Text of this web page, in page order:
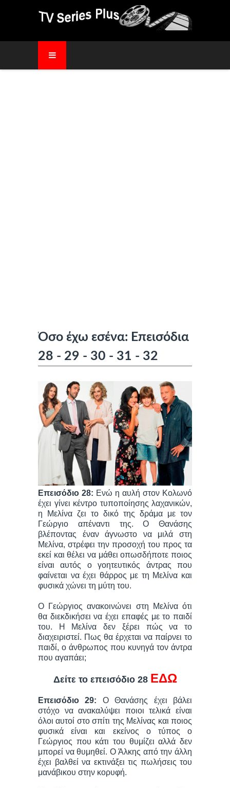
Όσο έχω εσένα: Επεισόδια
28 - 29 - 30 - 31 - 32
Επεισόδιο 28: Ενώ η αυλή στον Κολωνό
έχει γίνει κέντρο τυποποίησης λαχανικών,
η Μελίνα ζει το δικό της δράμα με τον
Γεώργιο απέναντι της. Ο Θανάσης
βλέποντας έναν άγνωστο να μιλά στη
Μελίνα, στρέφει την προσοχή του προς τα
εκεί και θέλει να μάθει οπωσδήποτε ποιος
είναι αυτός ο γοητευτικός άντρας που
φαίνεται να έχει θάρρος με τη Μελίνα και
φυσικά χώνει τη μύτη του.
Ο Γεώργιος ανακοινώνει στη Μελίνα ότι
θα διεκδικήσει να έχει επαφές με το παιδί
του. Η Μελίνα δεν ξέρει πώς να το
διαχειριστεί. Πως θα έρχεται να παίρνει το
παιδί, ο άνθρωπος που κυνηγά τον άντρα
που αγαπάει;
Δείτε το επεισόδιο 28 ΕΔΩ
Επεισόδιο 29: Ο Θανάσης έχει βάλει
στόχο να ανακαλύψει ποιοι τελικά είναι
όλοι αυτοί στο σπίτι της Μελίνας και ποιος
φυσικά είναι και εκείνος ο τύπος ο
Γεώργιος που κάτι του θυμίζει αλλά δεν
μπορεί να θυμηθεί. Ο Άλκης από την άλλη
έχει βαλθεί να εκτινάξει τις πωλήσεις του
μανάβικου στην κορυφή.